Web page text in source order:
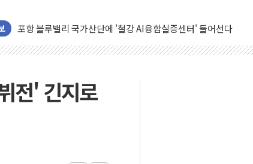
상주 낙동강 선착장 하류서 50대 숨진 채 발견...경찰, 조사 중
[종합] 김민석, 정청래에 누적 '1.48%p' 차 선두 유지...金
인천서 말다툼 중 어머니 살해 10대 구속…범행 후 반려견도 죽여
김민석, 강원·대구·경북 경선서 정청래에 승리…金 48.54% vs
전' 긴지로